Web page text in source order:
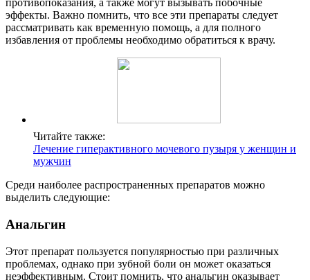
противопоказания, а также могут вызывать побочные
эффекты. Важно помнить, что все эти препараты следует
рассматривать как временную помощь, а для полного
избавления от проблемы необходимо обратиться к врачу.
Читайте также:
Лечение гиперактивного мочевого пузыря у женщин и
мужчин
Среди наиболее распространенных препаратов можно
выделить следующие:
Анальгин
Этот препарат пользуется популярностью при различных
проблемах, однако при зубной боли он может оказаться
неэффективным. Стоит помнить, что анальгин оказывает